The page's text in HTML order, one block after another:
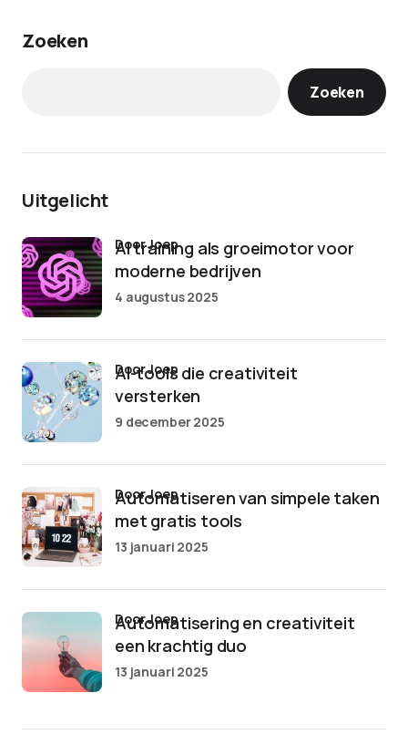
Zoeken
Zoeken
Uitgelicht
AI training als groeimotor voor
moderne bedrijven
door Joep
4 augustus 2025
AI-tools die creativiteit
versterken
door Joep
9 december 2025
Automatiseren van simpele taken
met gratis tools
door Joep
13 januari 2025
Automatisering en creativiteit
een krachtig duo
door Joep
13 januari 2025